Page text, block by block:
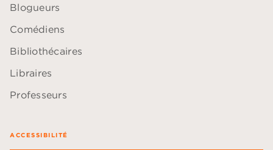
Blogueurs
Comédiens
Bibliothécaires
Libraires
Professeurs
ACCESSIBILITÉ